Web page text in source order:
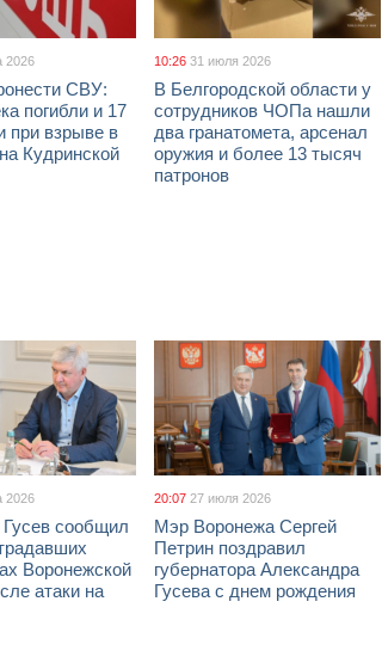
2026
СВУ:
погибли и 17
при взрыве в
Кудринской
10:26 31 июля 2026
В Белгородской области у
сотрудников ЧОПа нашли
два гранатомета, арсенал
оружия и более 13 тысяч
патронов
2026
сообщил
Воронежской
атаки на
20:07 27 июля 2026
Мэр Воронежа Сергей
Петрин поздравил
губернатора Александра
Гусева с днем рождения